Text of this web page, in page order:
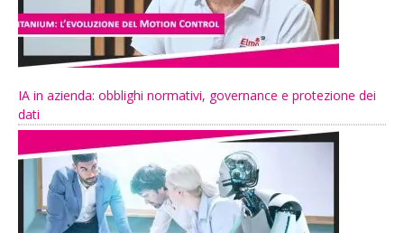
IA in azienda: obblighi normativi, governance e protezione dei
dati